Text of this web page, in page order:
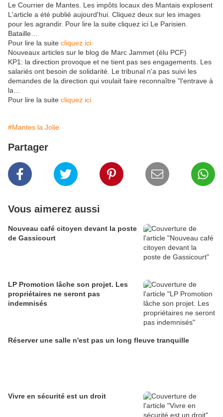
Le Courrier de Mantes. Les impôts locaux des Mantais explosent
L'article a été publié aujourd'hui. Cliquez deux sur les images
pour les agrandir. Pour lire la suite cliquez ici Le Parisien.
Bataille…
Pour lire la suite cliquez ici
Nouveaux articles sur le blog de Marc Jammet (élu PCF)
KP1: la direction provoque et ne tient pas ses engagements. Les
salariés ont besoin de solidarité. Le tribunal n'a pas suivi les
demandes de la direction qui voulait faire reconnaître "l'entrave à
la…
Pour lire la suite cliquez ici
#Mantes la Jolie
Partager
Vous aimerez aussi
Nouveau café citoyen devant la poste
de Gassicourt
LP Promotion lâche son projet. Les
propriétaires ne seront pas
indemnisés
Réserver une salle n'est pas un long fleuve tranquille
Vivre en sécurité est un droit